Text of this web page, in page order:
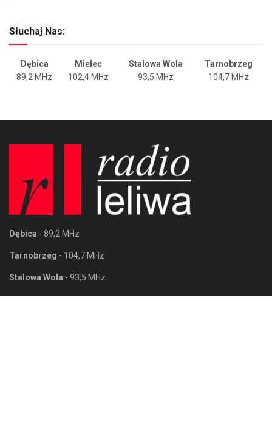
Słuchaj Nas:
Dębica Mielec Stalowa Wola
Tarnobrzeg
89,2 MHz
102,4 MHz 93,5 MHz 104,7 MHz
Dębica - 89,2 MHz
Tarnobrzeg - 104,7 MHz
Stalowa Wola - 93,5 MHz